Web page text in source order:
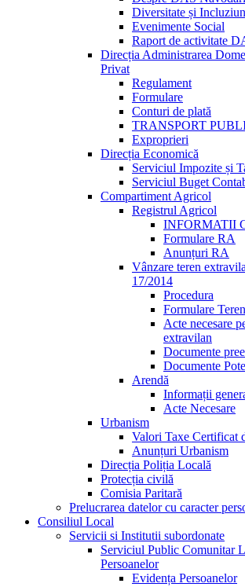
Diversitate și
Evenimente Social
Raport de activitate
Direcția Administrarea
Privat
Regulament
Formulare
Conturi de plată
TRANSPORT
Exproprieri
Direcția Economică
Serviciul Impozite și
Serviciul Buget
Compartiment Agricol
Registrul Agricol
INFORMATII
Formulare RA
Anunțuri RA
Vânzare teren
17/2014
Procedura
Formulare
Acte necesare
extravilan
Documente
Documente
Arendă
Informații
Acte Necesare
Urbanism
Valori Taxe Certificat
Anunțuri Urbanism
Direcția Poliția Locală
Protecția civilă
Comisia Paritară
Prelucrarea datelor cu caracter
Consiliul Local
Servicii si Institutii subordonate
Serviciul Public Comunitar
Persoanelor
Evidența Persoanelor